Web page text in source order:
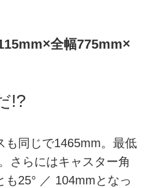
全幅775mm×
!?
も同じで1465mm。最低
さらにはキャスター角
も25° ／ 104mmとなっ